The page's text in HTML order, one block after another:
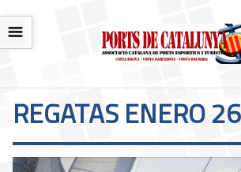
☰
REGATAS ENERO 26